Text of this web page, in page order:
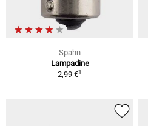
Spahn
Lampadine
2,99 €1